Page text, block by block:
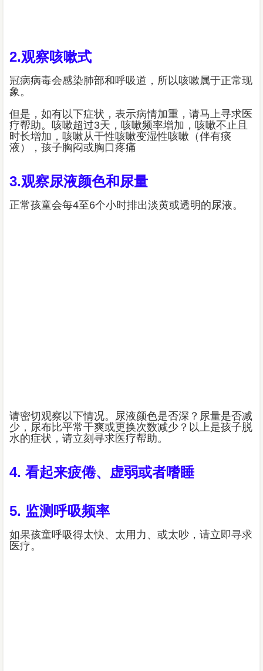
2.观察咳嗽式
冠病病毒会感染肺部和呼吸道，所以咳嗽属于正常现
象。
但是，如有以下症状，表示病情加重，请马上寻求医
疗帮助。咳嗽超过3天，咳嗽频率增加，咳嗽不止且
时长增加，咳嗽从干性咳嗽变湿性咳嗽（伴有痰
液），孩子胸闷或胸口疼痛
3.观察尿液颜色和尿量
正常孩童会每4至6个小时排出淡黄或透明的尿液。
请密切观察以下情况。尿液颜色是否深？尿量是否减
少，尿布比平常干爽或更换次数减少？以上是孩子脱
水的症状，请立刻寻求医疗帮助。
4. 看起来疲倦、虚弱或者嗜睡
5. 监测呼吸频率
如果孩童呼吸得太快、太用力、或太吵，请立即寻求
医疗。